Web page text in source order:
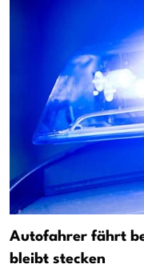
Autofahrer fährt
bleibt stecken